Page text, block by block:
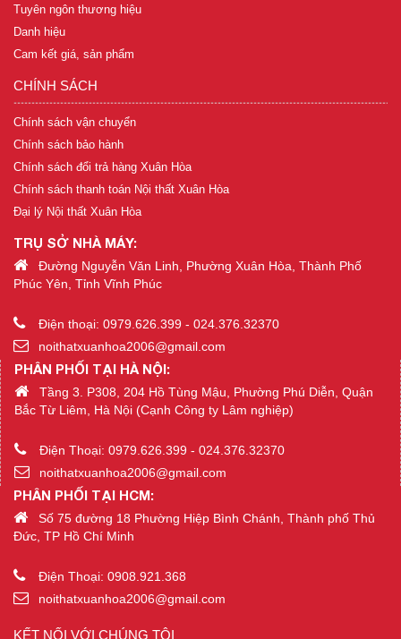
Tuyên ngôn thương hiệu
Danh hiệu
Cam kết giá, sản phẩm
CHÍNH SÁCH
Chính sách vận chuyển
Chính sách bảo hành
Chính sách đổi trả hàng Xuân Hòa
Chính sách thanh toán Nội thất Xuân Hòa
Đại lý Nội thất Xuân Hòa
TRỤ SỞ NHÀ MÁY:
Đường Nguyễn Văn Linh, Phường Xuân Hòa, Thành Phố
Phúc Yên, Tỉnh Vĩnh Phúc
Điện thoại: 0979.626.399 - 024.376.32370
noithatxuanhoa2006@gmail.com
PHÂN PHỐI TẠI HÀ NỘI:
Tầng 3. P308, 204 Hồ Tùng Mậu, Phường Phú Diễn, Quận
Bắc Từ Liêm, Hà Nội (Cạnh Công ty Lâm nghiệp)
Điện Thoại: 0979.626.399 - 024.376.32370
noithatxuanhoa2006@gmail.com
PHÂN PHỐI TẠI HCM:
Số 75 đường 18 Phường Hiệp Bình Chánh, Thành phố Thủ
Đức, TP Hồ Chí Minh
Điện Thoại: 0908.921.368
noithatxuanhoa2006@gmail.com
KẾT NỐI VỚI CHÚNG TÔI